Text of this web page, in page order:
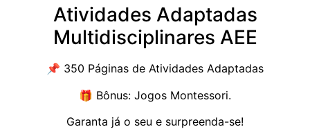
Atividades Adaptadas
Multidisciplinares AEE
📌 350 Páginas de Atividades Adaptadas
🎁 Bônus: Jogos Montessori.
Garanta já o seu e surpreenda-se!